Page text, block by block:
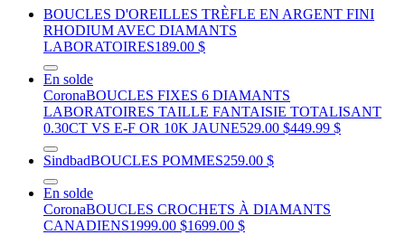
BOUCLES D'OREILLES TRÈFLE EN ARGENT FINI
RHODIUM AVEC DIAMANTS
LABORATOIRES189.00 $
En solde
CoronaBOUCLES FIXES 6 DIAMANTS
LABORATOIRES TAILLE FANTAISIE TOTALISANT
0.30CT VS E-F OR 10K JAUNE529.00 $449.99 $
SindbadBOUCLES POMMES259.00 $
En solde
CoronaBOUCLES CROCHETS À DIAMANTS
CANADIENS1999.00 $1699.00 $